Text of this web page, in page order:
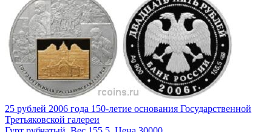
25 рублей 2006 года 150-летие основания Государственной
Третьяковской галереи